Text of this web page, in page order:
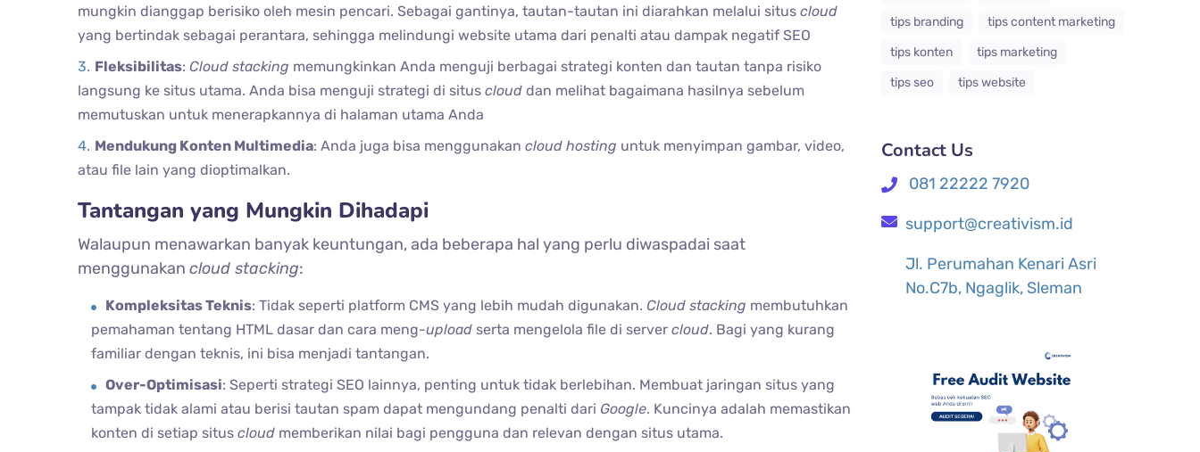
mungkin dianggap berisiko oleh mesin pencari. Sebagai gantinya, tautan-tautan ini diarahkan melalui situs cloud
yang bertindak sebagai perantara, sehingga melindungi website utama dari penalti atau dampak negatif SEO​
Fleksibilitas: Cloud stacking memungkinkan Anda menguji berbagai strategi konten dan tautan tanpa risiko
langsung ke situs utama. Anda bisa menguji strategi di situs cloud dan melihat bagaimana hasilnya sebelum
memutuskan untuk menerapkannya di halaman utama Anda​
Mendukung Konten Multimedia: Anda juga bisa menggunakan cloud hosting untuk menyimpan gambar, video,
atau file lain yang dioptimalkan.
Tantangan yang Mungkin Dihadapi
Walaupun menawarkan banyak keuntungan, ada beberapa hal yang perlu diwaspadai saat
menggunakan cloud stacking:
Kompleksitas Teknis: Tidak seperti platform CMS yang lebih mudah digunakan. Cloud stacking membutuhkan
pemahaman tentang HTML dasar dan cara meng-upload serta mengelola file di server cloud. Bagi yang kurang
familiar dengan teknis, ini bisa menjadi tantangan​.
Over-Optimisasi: Seperti strategi SEO lainnya, penting untuk tidak berlebihan. Membuat jaringan situs yang
tampak tidak alami atau berisi tautan spam dapat mengundang penalti dari Google. Kuncinya adalah memastikan
konten di setiap situs cloud memberikan nilai bagi pengguna dan relevan dengan situs utama​.
tips branding
tips content marketing
tips konten
tips marketing
tips seo
tips website
Contact Us
081 22222 7920
support@creativism.id
Jl. Perumahan Kenari Asri
No.C7b, Ngaglik, Sleman